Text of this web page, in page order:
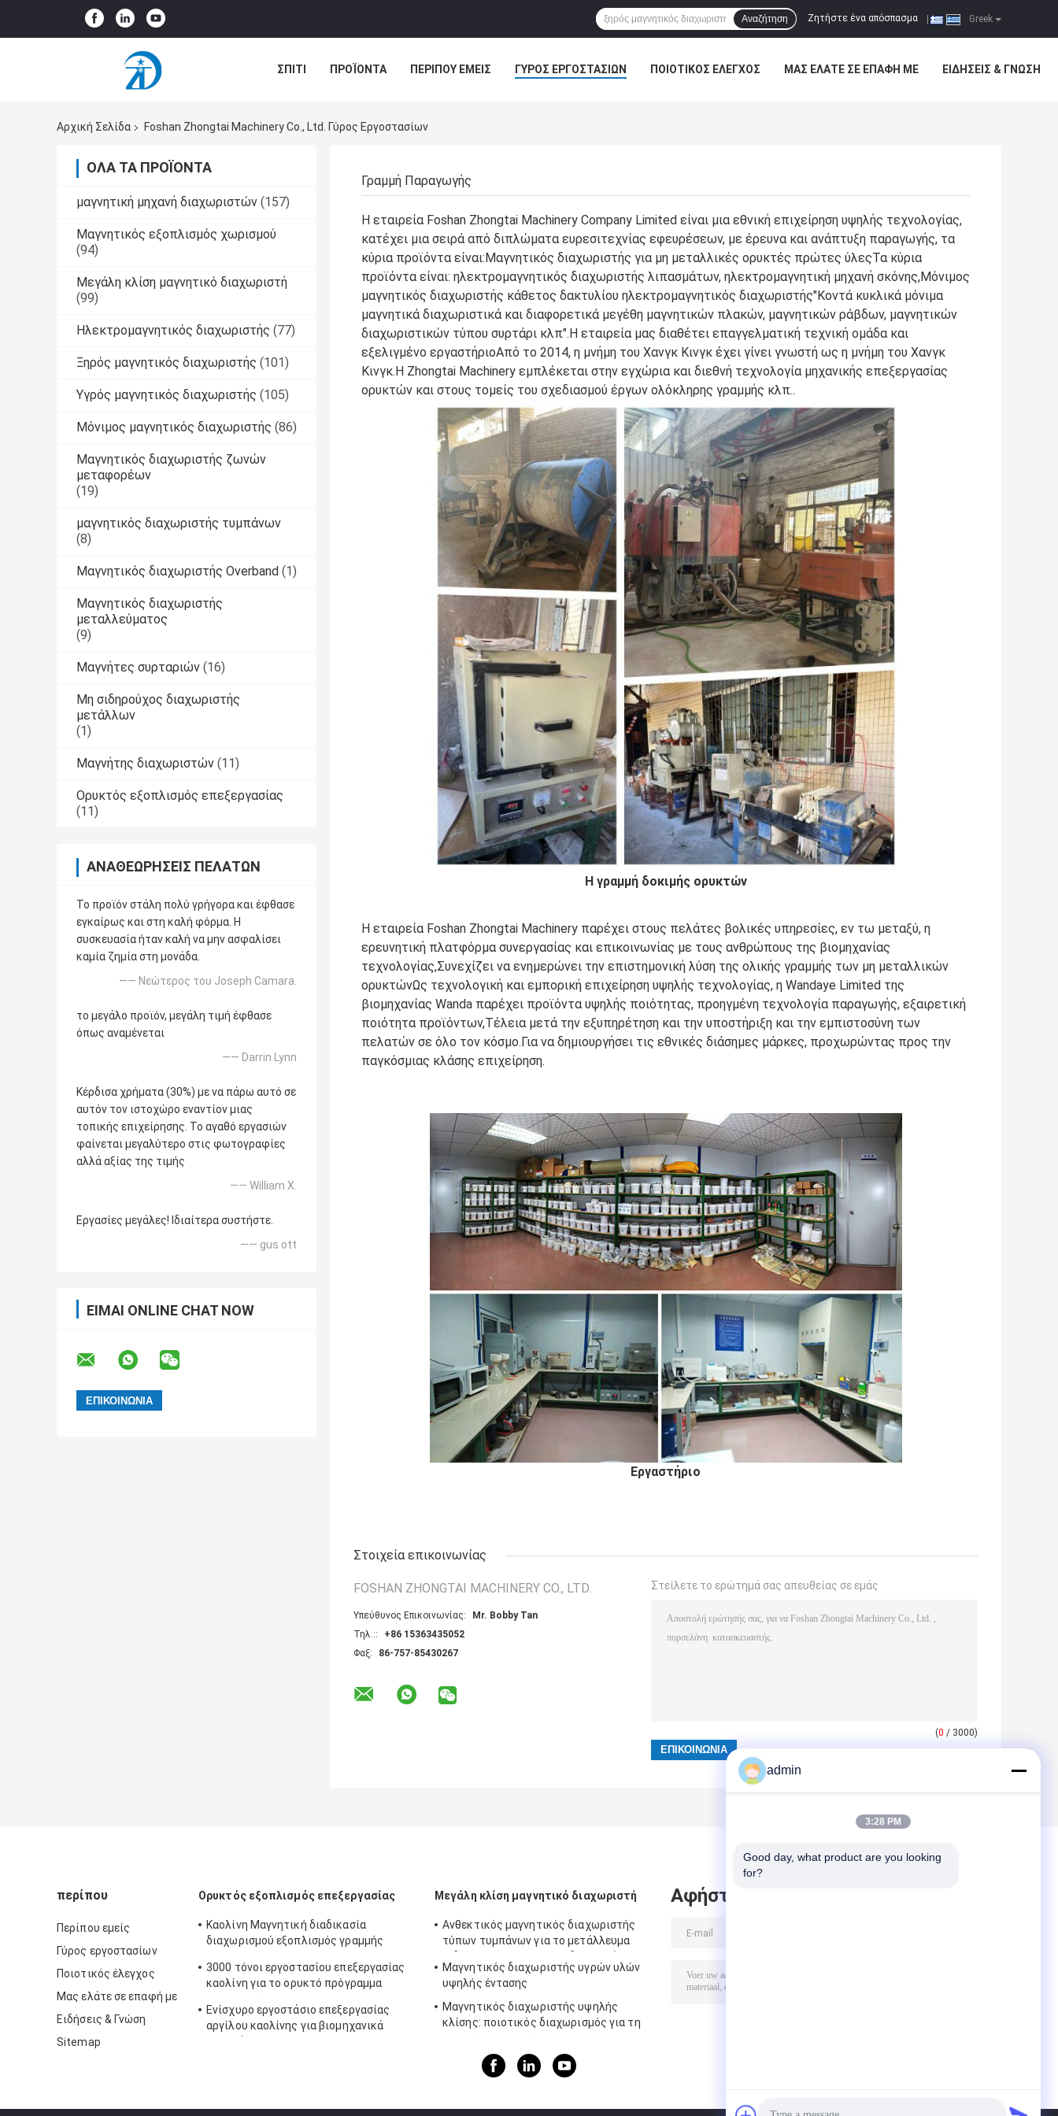
Greek
Ζητήστε ένα απόσπασμα
Αναζήτηση
ΣΠΊΤΙ ΠΡΟΪΌΝΤΑ ΠΕΡΊΠΟΥ ΕΜΕΊΣ ΓΎΡΟΣ ΕΡΓΟΣΤΑΣΊΩΝ ΠΟΙΟΤΙΚΌΣ ΈΛΕΓΧΟΣ ΜΑΣ ΕΛΆΤΕ ΣΕ ΕΠΑΦΉ ΜΕ ΕΙΔΉΣΕΙΣ & ΓΝΏΣΗ
Αρχική Σελίδα
Foshan Zhongtai Machinery Co., Ltd. Γύρος Εργοστασίων
ΌΛΑ ΤΑ ΠΡΟΪΌΝΤΑ
μαγνητική μηχανή διαχωριστών (157)
Μαγνητικός εξοπλισμός χωρισμού
(94)
Μεγάλη κλίση μαγνητικό διαχωριστή
(99)
Ηλεκτρομαγνητικός διαχωριστής (77)
Ξηρός μαγνητικός διαχωριστής (101)
Υγρός μαγνητικός διαχωριστής (105)
Μόνιμος μαγνητικός διαχωριστής (86)
Μαγνητικός διαχωριστής ζωνών
μεταφορέων
(19)
μαγνητικός διαχωριστής τυμπάνων
(8)
Μαγνητικός διαχωριστής Overband (1)
Μαγνητικός διαχωριστής
μεταλλεύματος
(9)
Μαγνήτες συρταριών (16)
Μη σιδηρούχος διαχωριστής
μετάλλων
(1)
Μαγνήτης διαχωριστών (11)
Ορυκτός εξοπλισμός επεξεργασίας
(11)
ΑΝΑΘΕΩΡΉΣΕΙΣ ΠΕΛΑΤΏΝ
Το προϊόν στάλη πολύ γρήγορα και έφθασε
εγκαίρως και στη καλή φόρμα. Η
συσκευασία ήταν καλή να μην ασφαλίσει
καμία ζημία στη μονάδα.
—— Νεώτερος του Joseph Camara.
το μεγάλο προϊόν, μεγάλη τιμή έφθασε
όπως αναμένεται
—— Darrin Lynn
Κέρδισα χρήματα (30%) με να πάρω αυτό σε
αυτόν τον ιστοχώρο εναντίον μιας
τοπικής επιχείρησης. Το αγαθό εργασιών
φαίνεται μεγαλύτερο στις φωτογραφίες
αλλά αξίας της τιμής
—— William Χ.
Εργασίες μεγάλες! Ιδιαίτερα συστήστε.
—— gus ott
ΕΊΜΑΙ ONLINE CHAT NOW
Γραμμή Παραγωγής
Η εταιρεία Foshan Zhongtai Machinery Company Limited είναι μια εθνική επιχείρηση υψηλής τεχνολογίας,
κατέχει μια σειρά από διπλώματα ευρεσιτεχνίας εφευρέσεων, με έρευνα και ανάπτυξη παραγωγής, τα
κύρια προϊόντα είναι:Μαγνητικός διαχωριστής για μη μεταλλικές ορυκτές πρώτες ύλεςΤα κύρια
προϊόντα είναι: ηλεκτρομαγνητικός διαχωριστής λιπασμάτων, ηλεκτρομαγνητική μηχανή σκόνης,Μόνιμος
μαγνητικός διαχωριστής κάθετος δακτυλίου ηλεκτρομαγνητικός διαχωριστής"Κοντά κυκλικά μόνιμα
μαγνητικά διαχωριστικά και διαφορετικά μεγέθη μαγνητικών πλακών, μαγνητικών ράβδων, μαγνητικών
διαχωριστικών τύπου συρτάρι κλπ".Η εταιρεία μας διαθέτει επαγγελματική τεχνική ομάδα και
εξελιγμένο εργαστήριοΑπό το 2014, η μνήμη του Χανγκ Κινγκ έχει γίνει γνωστή ως η μνήμη του Χανγκ
Κινγκ.Η Zhongtai Machinery εμπλέκεται στην εγχώρια και διεθνή τεχνολογία μηχανικής επεξεργασίας
ορυκτών και στους τομείς του σχεδιασμού έργων ολόκληρης γραμμής κλπ..
Η γραμμή δοκιμής ορυκτών
Η εταιρεία Foshan Zhongtai Machinery παρέχει στους πελάτες βολικές υπηρεσίες, εν τω μεταξύ, η
ερευνητική πλατφόρμα συνεργασίας και επικοινωνίας με τους ανθρώπους της βιομηχανίας
τεχνολογίας,Συνεχίζει να ενημερώνει την επιστημονική λύση της ολικής γραμμής των μη μεταλλικών
ορυκτώνΩς τεχνολογική και εμπορική επιχείρηση υψηλής τεχνολογίας, η Wandaye Limited της
βιομηχανίας Wanda παρέχει προϊόντα υψηλής ποιότητας, προηγμένη τεχνολογία παραγωγής, εξαιρετική
ποιότητα προϊόντων,Τέλεια μετά την εξυπηρέτηση και την υποστήριξη και την εμπιστοσύνη των
πελατών σε όλο τον κόσμο.Για να δημιουργήσει τις εθνικές διάσημες μάρκες, προχωρώντας προς την
παγκόσμιας κλάσης επιχείρηση.
Εργαστήριο
Στοιχεία επικοινωνίας
FOSHAN ZHONGTAI MACHINERY CO., LTD.
Υπεύθυνος Επικοινωνίας:
Mr. Bobby Tan
Τηλ.::
+86 15363435052
Φαξ:
86-757-85430267
Στείλετε το ερώτημά σας απευθείας σε εμάς
(0 / 3000)
περίπου
Περίπου εμείς
Γύρος εργοστασίων
Ποιοτικός έλεγχος
Μας ελάτε σε επαφή με
Ειδήσεις & Γνώση
Sitemap
Ορυκτός εξοπλισμός επεξεργασίας
Καολίνη Μαγνητική διαδικασία
διαχωρισμού εξοπλισμός γραμμής
3000 τόνοι εργοστασίου επεξεργασίας
καολίνη για το ορυκτό πρόγραμμα
Ενίσχυρο εργοστάσιο επεξεργασίας
αργίλου καολίνης για βιομηχανικά
Μεγάλη κλίση μαγνητικό διαχωριστή
Ανθεκτικός μαγνητικός διαχωριστής
τύπων τυμπάνων για το μετάλλευμα
Μαγνητικός διαχωριστής υγρών υλών
υψηλής έντασης
Μαγνητικός διαχωριστής υψηλής
κλίσης: ποιοτικός διαχωρισμός για τη
Αφήστε μήνυμα
admin
3:28 PM
Good day, what product are you looking
for?